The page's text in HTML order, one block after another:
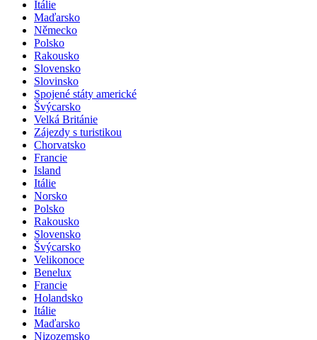
Itálie
Maďarsko
Německo
Polsko
Rakousko
Slovensko
Slovinsko
Spojené státy americké
Švýcarsko
Velká Británie
Zájezdy s turistikou
Chorvatsko
Francie
Island
Itálie
Norsko
Polsko
Rakousko
Slovensko
Švýcarsko
Velikonoce
Benelux
Francie
Holandsko
Itálie
Maďarsko
Nizozemsko